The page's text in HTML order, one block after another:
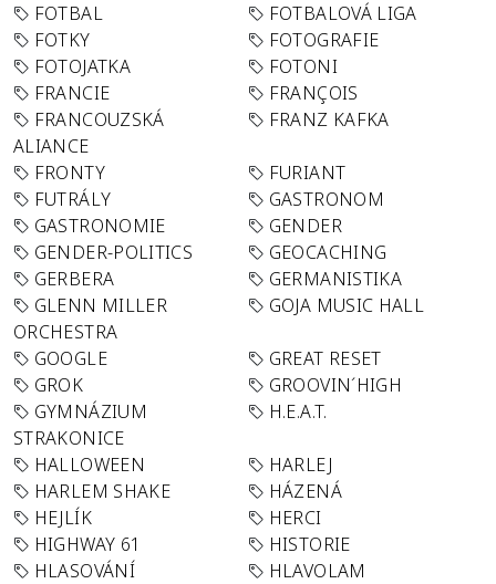
FOTBAL
FOTBALOVÁ LIGA
FOTKY
FOTOGRAFIE
FOTOJATKA
FOTONI
FRANCIE
FRANÇOIS
FRANCOUZSKÁ
ALIANCE
FRANZ KAFKA
FRONTY
FURIANT
FUTRÁLY
GASTRONOM
GASTRONOMIE
GENDER
GENDER-POLITICS
GEOCACHING
GERBERA
GERMANISTIKA
GLENN MILLER
ORCHESTRA
GOJA MUSIC HALL
GOOGLE
GREAT RESET
GROK
GROOVIN´HIGH
GYMNÁZIUM
STRAKONICE
H.E.A.T.
HALLOWEEN
HARLEJ
HARLEM SHAKE
HÁZENÁ
HEJLÍK
HERCI
HIGHWAY 61
HISTORIE
HLASOVÁNÍ
HLAVOLAM